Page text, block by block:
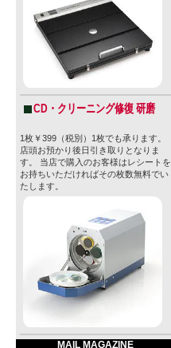
CD・クリーニング修復 研磨
1枚￥399（税別）1枚でも承ります。
店頭お預かり後日引き取りとなりま
す。 当店で購入のお客様はレシートを
お持ちいただければその枚数無料でい
たします。
MAIL MAGAZINE